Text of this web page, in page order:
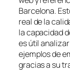
Barcelona.
real de la
la capacidad
es útil
ejemplos de
gracias a su